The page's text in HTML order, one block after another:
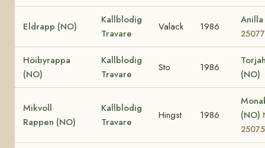
Eldrapp (NO)
Kallblodig
Travare
Valack 1986
25077
Höibyrappa
(NO)
Kallblodig
Travare
Sto 1986
(NO)
Mikvoll
Rappen (NO)
Kallblodig
Travare
Hingst 1986
(NO)
25075